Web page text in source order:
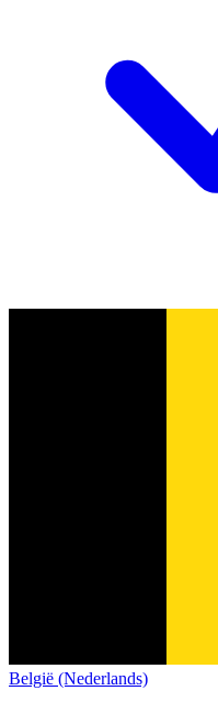
België (Nederlands)